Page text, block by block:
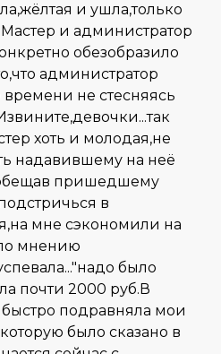
и ушла,только
и администратор
обезобразило
администратор
времени не стесняясь
хоть и молодая,не
надавившему на неё
пришедшему
в
мне сэкономили на
мнению
было
почти 2000 руб.В
быстро подравняла мои
было сказано в